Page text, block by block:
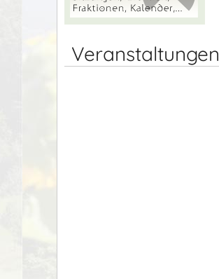
Veranstaltungen